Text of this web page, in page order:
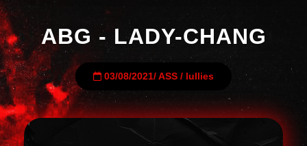
ABG - LADY-CHANG
03/08/2021/ ASS / lullies